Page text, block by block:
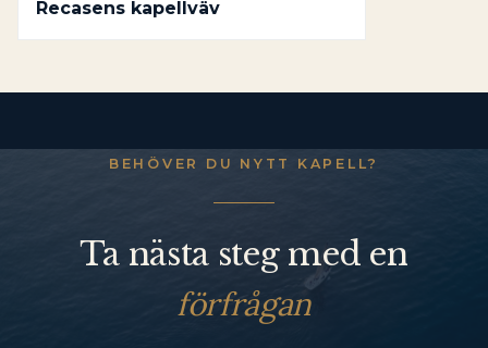
Recasens kapellväv
BEHÖVER DU NYTT KAPELL?
Ta nästa steg med en
förfrågan